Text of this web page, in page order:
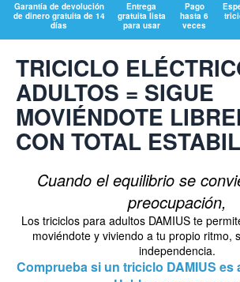
Garantía de devolución
de dinero gratuita de 14
días
Entrega
gratuita lista
para usar
Pago
hasta 6
veces
TRICICLO
ADULTOS = SIGUE
MOVIÉNDOTE
CON TOTAL
Cuando el equilibrio se
preocupación,
Los triciclos para adultos DAMIUS te
moviéndote y viviendo a tu propio ritmo,
independencia.
Comprueba si un triciclo DAMIUS es